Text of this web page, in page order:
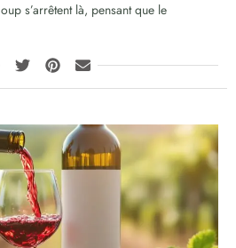
s’arrêtent là, pensant que le